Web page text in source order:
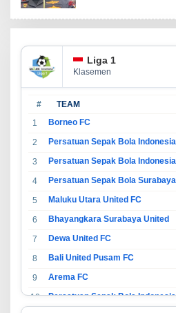
Liga 1
Klasemen
# TEAM
1 Borneo FC
2
3
4
Persatuan Sepak Bola Surabaya
5
Maluku Utara United FC
6
Bhayangkara Surabaya United
7
Dewa United FC
8
Bali United Pusam FC
9
Arema FC
10